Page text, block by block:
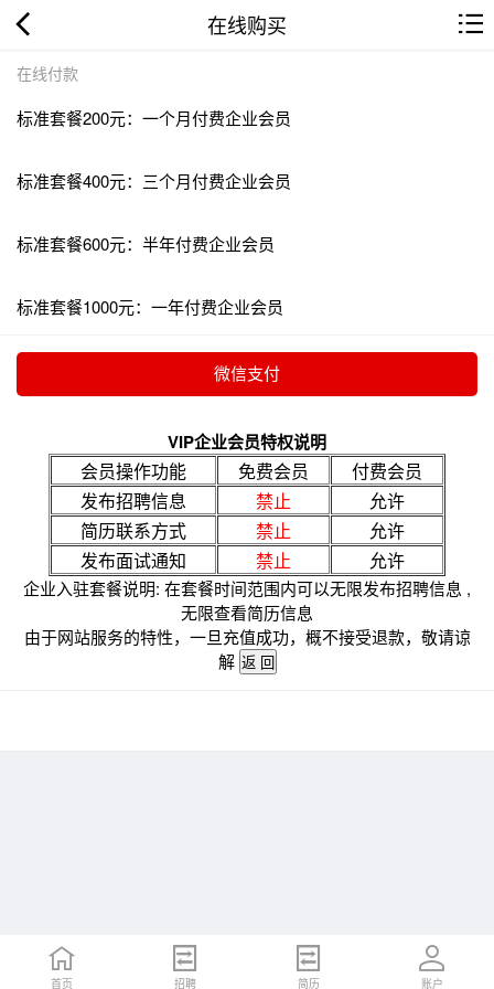
在线购买
在线付款
标准套餐200元：一个月付费企业会员
标准套餐400元：三个月付费企业会员
标准套餐600元：半年付费企业会员
标准套餐1000元：一年付费企业会员
VIP企业会员特权说明
会员操作功能 免费会员
付费会员
发布招聘信息
禁止
允许
简历联系方式
禁止
允许
发布面试通知
禁止 允许
企业入驻套餐说明: 在套餐时间范围内可以无限发布招聘信息 ,
无限查看简历信息
由于网站服务的特性，一旦充值成功，概不接受退款，敬请谅
解
首页 招聘 简历 账户